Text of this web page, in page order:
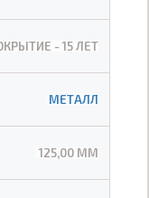
- 15 ЛЕТ
МЕТАЛЛ
125,00 ММ